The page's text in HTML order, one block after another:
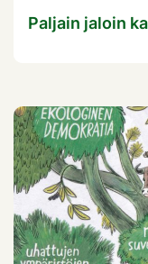
Paljain jaloin